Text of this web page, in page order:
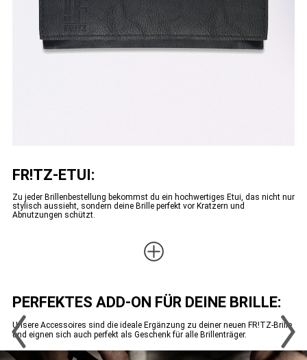
FR!TZ-ETUI:
Zu jeder Brillenbestellung bekommst du ein hochwertiges Etui, das nicht nur
stylisch aussieht, sondern deine Brille perfekt vor Kratzern und
Abnutzungen schützt.
PERFEKTES ADD-ON FÜR DEINE BRILLE:
Unsere Accessoires sind die ideale Ergänzung zu deiner neuen FR!TZ-Brille
und eignen sich auch perfekt als Geschenk für alle Brillenträger.